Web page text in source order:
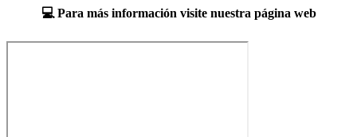
💻 Para más información visite nuestra página web